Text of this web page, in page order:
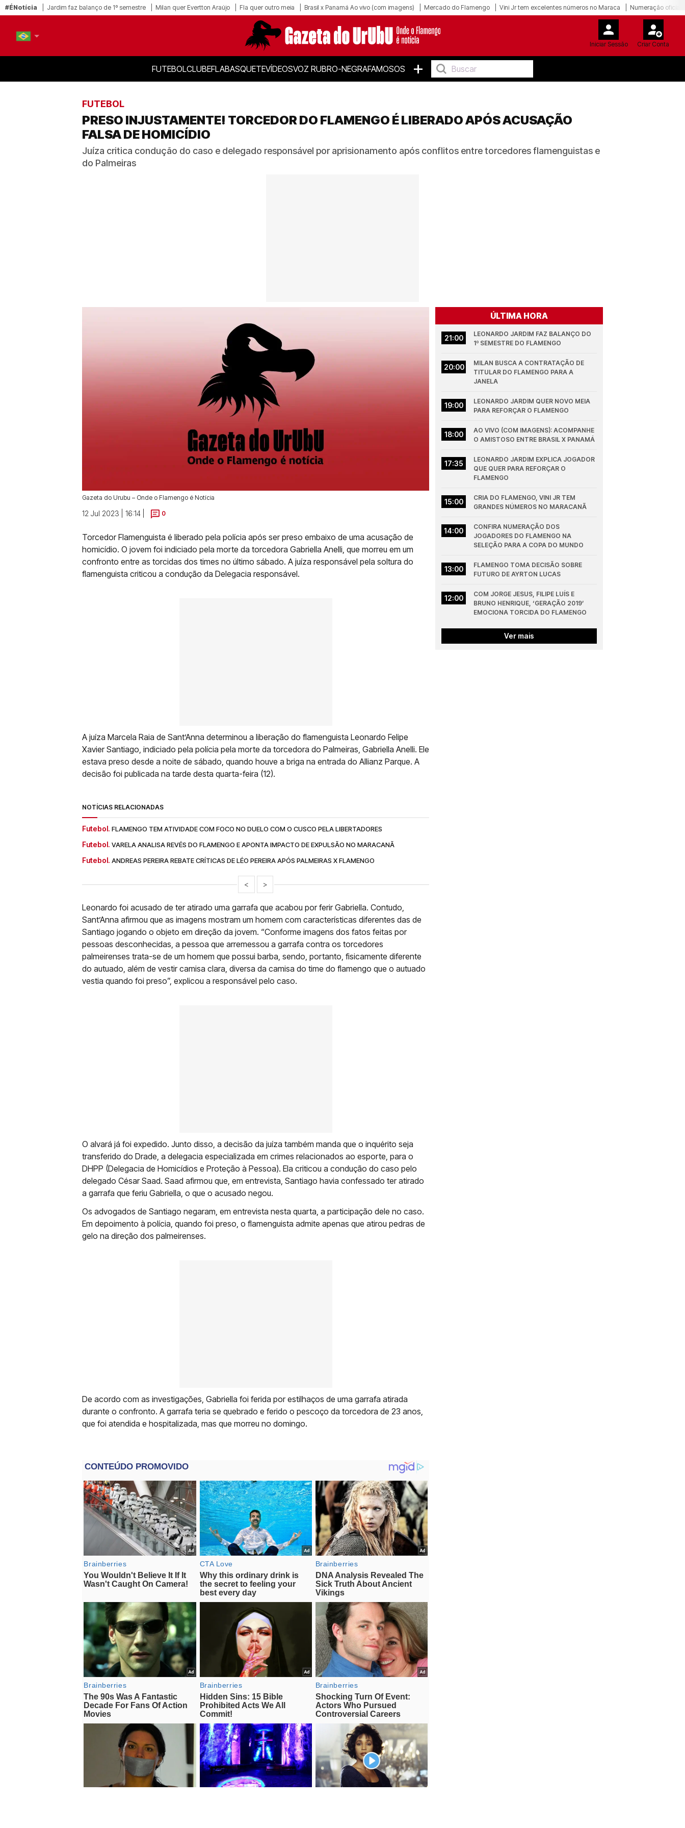
#ÉNotícia Jardim faz balanço de 1º semestre Milan quer Evertton Araújo Fla quer outro meia Brasil x Panamá Ao vivo (com imagens) Mercado do Flamengo Vini Jr tem excelentes números no Maraca Numeração oficial
Iniciar Sessão Criar Conta
FUTEBOLCLUBEFLABASQUETEVÍDEOSVOZ RUBRO-NEGRAFAMOSOS +
FUTEBOL
PRESO INJUSTAMENTE! TORCEDOR DO FLAMENGO É LIBERADO APÓS ACUSAÇÃO
FALSA DE HOMICÍDIO
Juíza critica condução do caso e delegado responsável por aprisionamento após conflitos entre torcedores flamenguistas e
do Palmeiras
Gazeta do Urubu – Onde o Flamengo é Notícia
12 Jul 2023 | 16:14 | 0
Torcedor Flamenguista é liberado pela polícia após ser preso embaixo de uma acusação de
homicídio. O jovem foi indiciado pela morte da torcedora Gabriella Anelli, que morreu em um
confronto entre as torcidas dos times no último sábado. A juíza responsável pela soltura do
flamenguista criticou a condução da Delegacia responsável.
A juíza Marcela Raia de Sant’Anna determinou a liberação do flamenguista Leonardo Felipe
Xavier Santiago, indiciado pela polícia pela morte da torcedora do Palmeiras, Gabriella Anelli. Ele
estava preso desde a noite de sábado, quando houve a briga na entrada do Allianz Parque. A
decisão foi publicada na tarde desta quarta-feira (12).
NOTÍCIAS RELACIONADAS
Futebol. FLAMENGO TEM ATIVIDADE COM FOCO NO DUELO COM O CUSCO PELA LIBERTADORES
Futebol. VARELA ANALISA REVÉS DO FLAMENGO E APONTA IMPACTO DE EXPULSÃO NO MARACANÃ
Futebol. ANDREAS PEREIRA REBATE CRÍTICAS DE LÉO PEREIRA APÓS PALMEIRAS X FLAMENGO
< >
Leonardo foi acusado de ter atirado uma garrafa que acabou por ferir Gabriella. Contudo,
Sant’Anna afirmou que as imagens mostram um homem com características diferentes das de
Santiago jogando o objeto em direção da jovem. “Conforme imagens dos fatos feitas por
pessoas desconhecidas, a pessoa que arremessou a garrafa contra os torcedores
palmeirenses trata-se de um homem que possui barba, sendo, portanto, fisicamente diferente
do autuado, além de vestir camisa clara, diversa da camisa do time do flamengo que o autuado
vestia quando foi preso”, explicou a responsável pelo caso.
O alvará já foi expedido. Junto disso, a decisão da juíza também manda que o inquérito seja
transferido do Drade, a delegacia especializada em crimes relacionados ao esporte, para o
DHPP (Delegacia de Homicídios e Proteção à Pessoa). Ela criticou a condução do caso pelo
delegado César Saad. Saad afirmou que, em entrevista, Santiago havia confessado ter atirado
a garrafa que feriu Gabriella, o que o acusado negou.
Os advogados de Santiago negaram, em entrevista nesta quarta, a participação dele no caso.
Em depoimento à polícia, quando foi preso, o flamenguista admite apenas que atirou pedras de
gelo na direção dos palmeirenses.
De acordo com as investigações, Gabriella foi ferida por estilhaços de uma garrafa atirada
durante o confronto. A garrafa teria se quebrado e ferido o pescoço da torcedora de 23 anos,
que foi atendida e hospitalizada, mas que morreu no domingo.
ÚLTIMA HORA
21:00
LEONARDO JARDIM FAZ BALANÇO DO
1º SEMESTRE DO FLAMENGO
20:00
MILAN BUSCA A CONTRATAÇÃO DE
TITULAR DO FLAMENGO PARA A
JANELA
19:00
LEONARDO JARDIM QUER NOVO MEIA
PARA REFORÇAR O FLAMENGO
18:00
AO VIVO (COM IMAGENS): ACOMPANHE
O AMISTOSO ENTRE BRASIL X PANAMÁ
17:35
LEONARDO JARDIM EXPLICA JOGADOR
QUE QUER PARA REFORÇAR O
FLAMENGO
15:00
CRIA DO FLAMENGO, VINI JR TEM
GRANDES NÚMEROS NO MARACANÃ
14:00
CONFIRA NUMERAÇÃO DOS
JOGADORES DO FLAMENGO NA
SELEÇÃO PARA A COPA DO MUNDO
13:00
FLAMENGO TOMA DECISÃO SOBRE
FUTURO DE AYRTON LUCAS
12:00
COM JORGE JESUS, FILIPE LUÍS E
BRUNO HENRIQUE, ‘GERAÇÃO 2019’
EMOCIONA TORCIDA DO FLAMENGO
Ver mais